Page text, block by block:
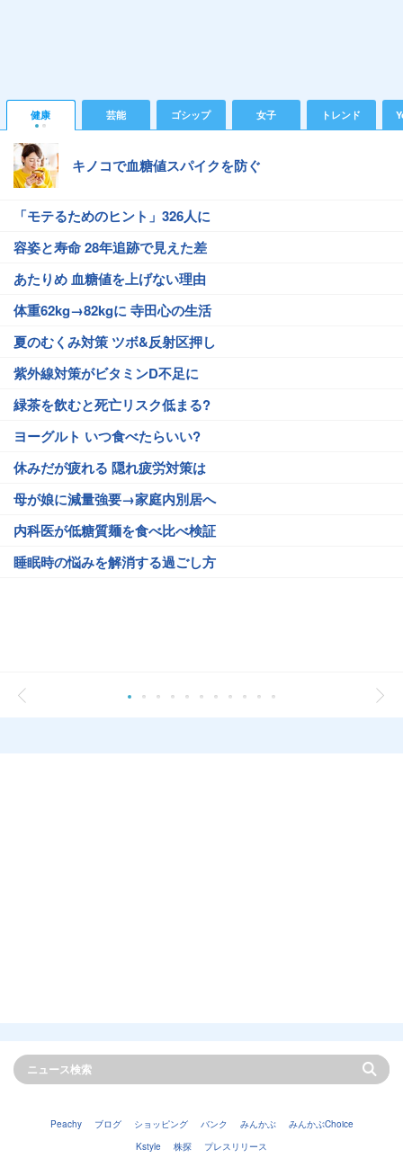
健康 芸能 ゴシップ 女子 トレンド
キノコで血糖値スパイクを防ぐ
「モテるためのヒント」326人に
容姿と寿命 28年追跡で見えた差
あたりめ 血糖値を上げない理由
体重62kg→82kgに 寺田心の生活
夏のむくみ対策 ツボ&反射区押し
紫外線対策がビタミンD不足に
緑茶を飲むと死亡リスク低まる?
ヨーグルト いつ食べたらいい?
休みだが疲れる 隠れ疲労対策は
母が娘に減量強要→家庭内別居へ
内科医が低糖質麺を食べ比べ検証
睡眠時の悩みを解消する過ごし方
Peachy ブログ ショッピング バンク みんかぶ
みんかぶChoice
Kstyle
株探 プレスリリース